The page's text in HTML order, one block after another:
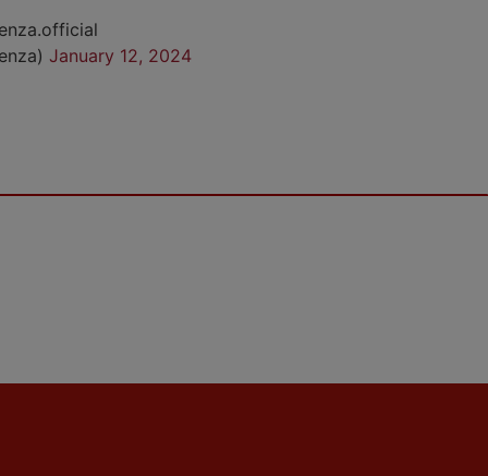
January 12, 2024